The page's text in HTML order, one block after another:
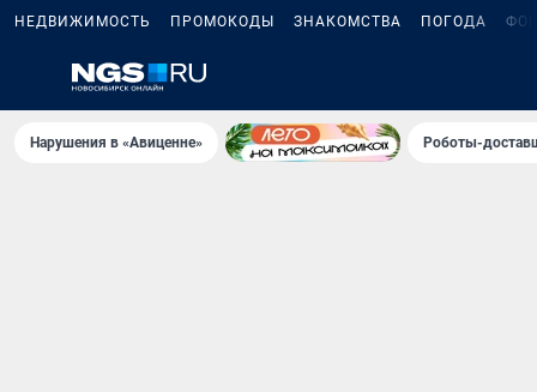
НЕДВИЖИМОСТЬ ПРОМОКОДЫ ЗНАКОМСТВА ПОГОДА
Нарушения в «Авиценне» Роботы-